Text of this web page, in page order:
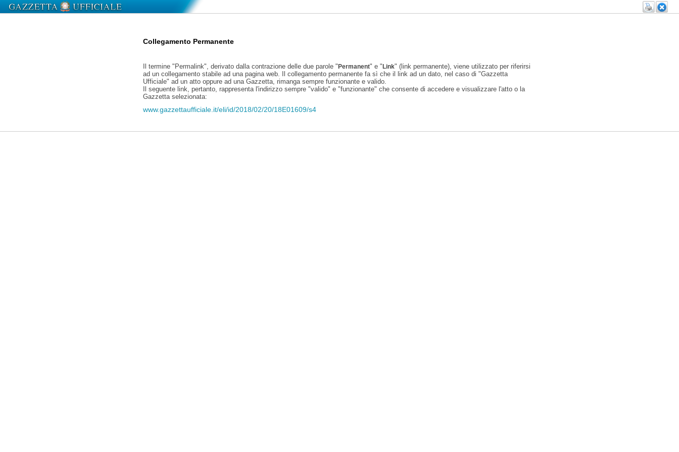
Collegamento Permanente
Il termine "Permalink", derivato dalla contrazione delle due parole "Permanent" e "Link" (link permanente), viene utilizzato per riferirsi
ad un collegamento stabile ad una pagina web. Il collegamento permanente fa sì che il link ad un dato, nel caso di "Gazzetta
Ufficiale" ad un atto oppure ad una Gazzetta, rimanga sempre funzionante e valido.
Il seguente link, pertanto, rappresenta l'indirizzo sempre "valido" e "funzionante" che consente di accedere e visualizzare l'atto o la
Gazzetta selezionata:
www.gazzettaufficiale.it/eli/id/2018/02/20/18E01609/s4